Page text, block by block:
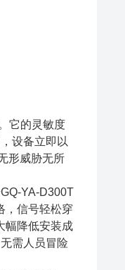
它的灵敏度
设备立即以
形威胁无所
YA-D300T
，信号轻松穿
幅降低安装成
需人员冒险